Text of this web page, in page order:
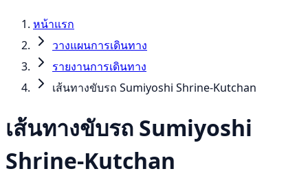
หน้าแรก
วางแผนการเดินทาง
รายงานการเดินทาง
เส้นทางขับรถ Sumiyoshi Shrine-Kutchan
เส้นทางขับรถ Sumiyoshi
Shrine-Kutchan